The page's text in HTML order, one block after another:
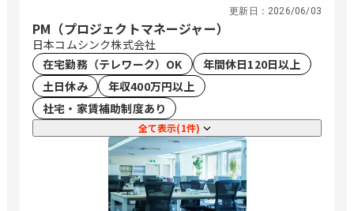
更新日： 2026/06/03
PM（プロジェクトマネージャー）
日本コムシンク株式会社
在宅勤務（テレワーク）OK
年間休日120日以上
土日休み
年収400万円以上
社宅・家賃補助制度あり
全て表示(1件)